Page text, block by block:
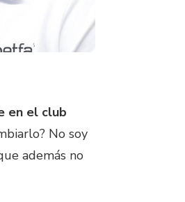
en el club
No soy
además no